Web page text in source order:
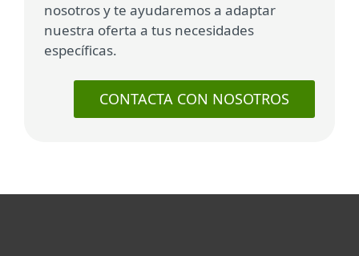
nosotros y te ayudaremos a adaptar
nuestra oferta a tus necesidades
específicas.
CONTACTA CON NOSOTROS